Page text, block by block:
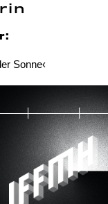
Sonne‹